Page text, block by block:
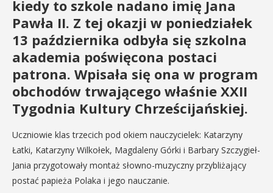
kiedy to szkole nadano imię Jana
Pawła II. Z tej okazji w poniedziałek
13 października odbyła się szkolna
akademia poświęcona postaci
patrona. Wpisała się ona w program
obchodów trwającego właśnie XXII
Tygodnia Kultury Chrześcijańskiej.
Uczniowie klas trzecich pod okiem nauczycielek: Katarzyny
Łatki, Katarzyny Wilkołek, Magdaleny Górki i Barbary Szczygieł-
Jania przygotowały montaż słowno-muzyczny przybliżający
postać papieża Polaka i jego nauczanie.